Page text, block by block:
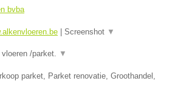
bvba
Screenshot ▼
/parket. ▼
parket, Parket renovatie, Groothandel,